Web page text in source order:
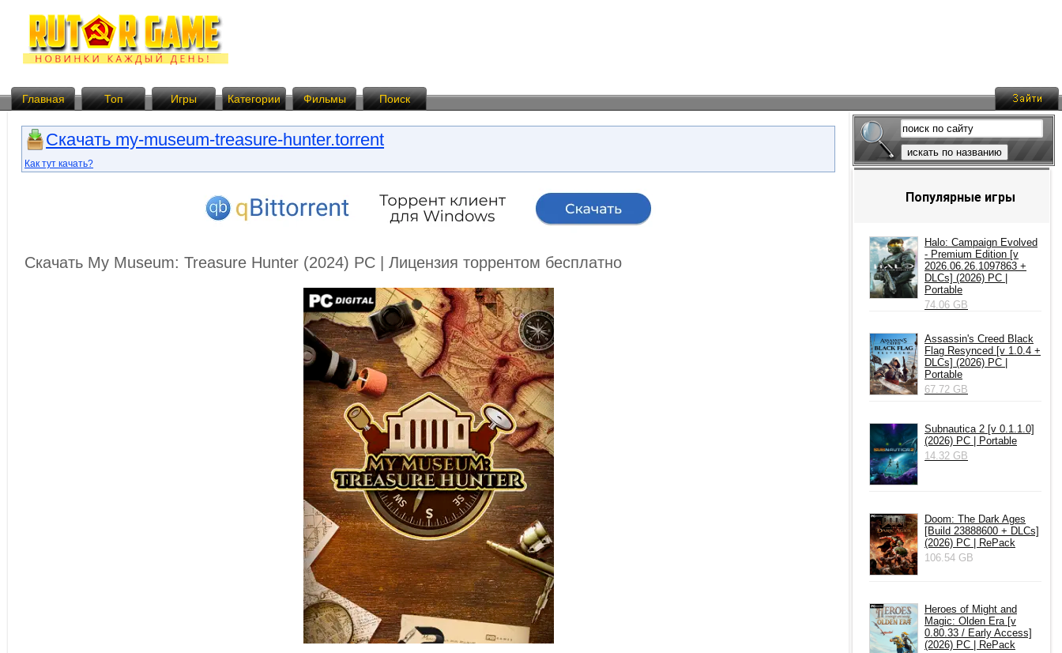
Главная Топ Игры Категории Фильмы Поиск
Скачать my-museum-treasure-hunter.torrent
Как тут качать?
Скачать My Museum: Treasure Hunter (2024) PC | Лицензия торрентом бесплатно
искать по названию
Популярные игры
Halo: Campaign Evolved
- Premium Edition [v
2026.06.26.1097863 +
DLCs] (2026) PC |
Portable
74.06 GB
Assassin's Creed Black
Flag Resynced [v 1.0.4 +
DLCs] (2026) PC |
Portable
67.72 GB
Subnautica 2 [v 0.1.1.0]
(2026) PC | Portable
14.32 GB
Doom: The Dark Ages
[Build 23888600 + DLCs]
(2026) PC | RePack
106.54 GB
Heroes of Might and
Magic: Olden Era [v
0.80.33 / Early Access]
(2026) PC | RePack